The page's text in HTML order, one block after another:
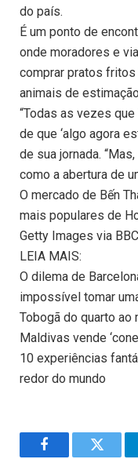
do país.
É um ponto de
onde moradores e
comprar pratos
animais de
“Todas as vezes
de que ‘algo agora
de sua jornada.
como a abertura de
O mercado de Bến
mais populares de
Getty Images via BBC
LEIA MAIS:
O dilema de
impossível tomar
Tobogã do quarto ao
Maldivas vende
10 experiências
redor do mundo